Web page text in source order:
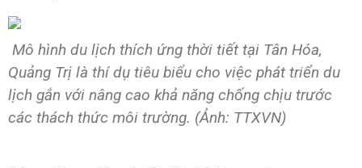
Mô hình du lịch thích ứng thời tiết tại Tân Hóa,
Quảng Trị là thí dụ tiêu biểu cho việc phát triển du
lịch gắn với nâng cao khả năng chống chịu trước
các thách thức môi trường. (Ảnh: TTXVN)